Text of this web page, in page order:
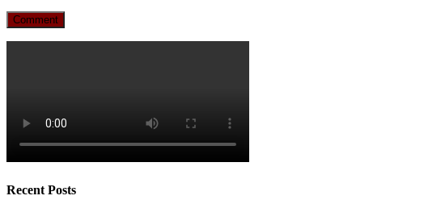
Recent Posts